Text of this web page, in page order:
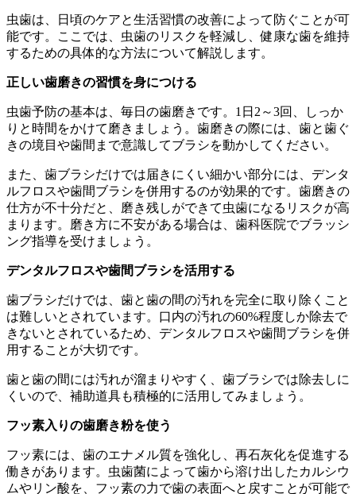
虫歯は、日頃のケアと生活習慣の改善によって防ぐことが可
能です。ここでは、虫歯のリスクを軽減し、健康な歯を維持
するための具体的な方法について解説します。
正しい歯磨きの習慣を身につける
虫歯予防の基本は、毎日の歯磨きです。1日2～3回、しっか
りと時間をかけて磨きましょう。歯磨きの際には、歯と歯ぐ
きの境目や歯間まで意識してブラシを動かしてください。
また、歯ブラシだけでは届きにくい細かい部分には、デンタ
ルフロスや歯間ブラシを併用するのが効果的です。歯磨きの
仕方が不十分だと、磨き残しができて虫歯になるリスクが高
まります。磨き方に不安がある場合は、歯科医院でブラッシ
ング指導を受けましょう。
デンタルフロスや歯間ブラシを活用する
歯ブラシだけでは、歯と歯の間の汚れを完全に取り除くこと
は難しいとされています。口内の汚れの60%程度しか除去で
きないとされているため、デンタルフロスや歯間ブラシを併
用することが大切です。
歯と歯の間には汚れが溜まりやすく、歯ブラシでは除去しに
くいので、補助道具も積極的に活用してみましょう。
フッ素入りの歯磨き粉を使う
フッ素には、歯のエナメル質を強化し、再石灰化を促進する
働きがあります。虫歯菌によって歯から溶け出したカルシウ
ムやリン酸を、フッ素の力で歯の表面へと戻すことが可能で